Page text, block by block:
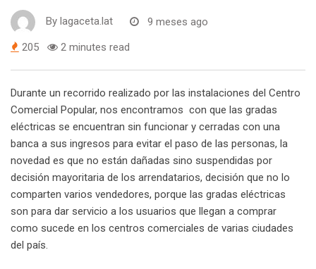
By lagaceta.lat 9 meses ago
205 2 minutes read
Durante un recorrido realizado por las instalaciones del Centro
Comercial Popular, nos encontramos con que las gradas
eléctricas se encuentran sin funcionar y cerradas con una
banca a sus ingresos para evitar el paso de las personas, la
novedad es que no están dañadas sino suspendidas por
decisión mayoritaria de los arrendatarios, decisión que no lo
comparten varios vendedores, porque las gradas eléctricas
son para dar servicio a los usuarios que llegan a comprar
como sucede en los centros comerciales de varias ciudades
del país.